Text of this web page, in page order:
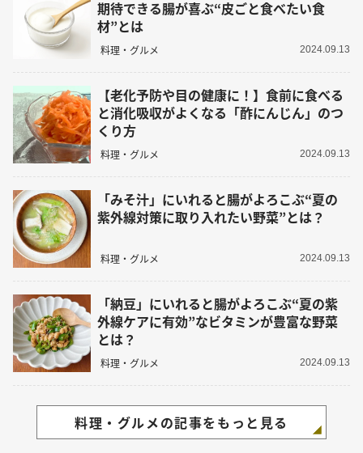
期待できる腸が喜ぶ“皮ごと食べたい食
材”とは
料理・グルメ 2024.09.13
【老化予防や目の健康に！】食前に食べる
と消化吸収がよくなる「酢にんじん」のつ
くり方
料理・グルメ 2024.09.13
「みそ汁」にいれると腸がよろこぶ“夏の
紫外線対策に取り入れたい野菜”とは？
料理・グルメ 2024.09.13
「納豆」にいれると腸がよろこぶ“夏の紫
外線ケアに有効”なビタミンが豊富な野菜
とは？
料理・グルメ 2024.09.13
料理・グルメの記事をもっと見る